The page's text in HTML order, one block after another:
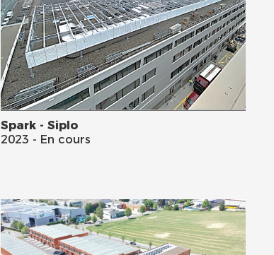
Spark - Siplo
2023 - En cours